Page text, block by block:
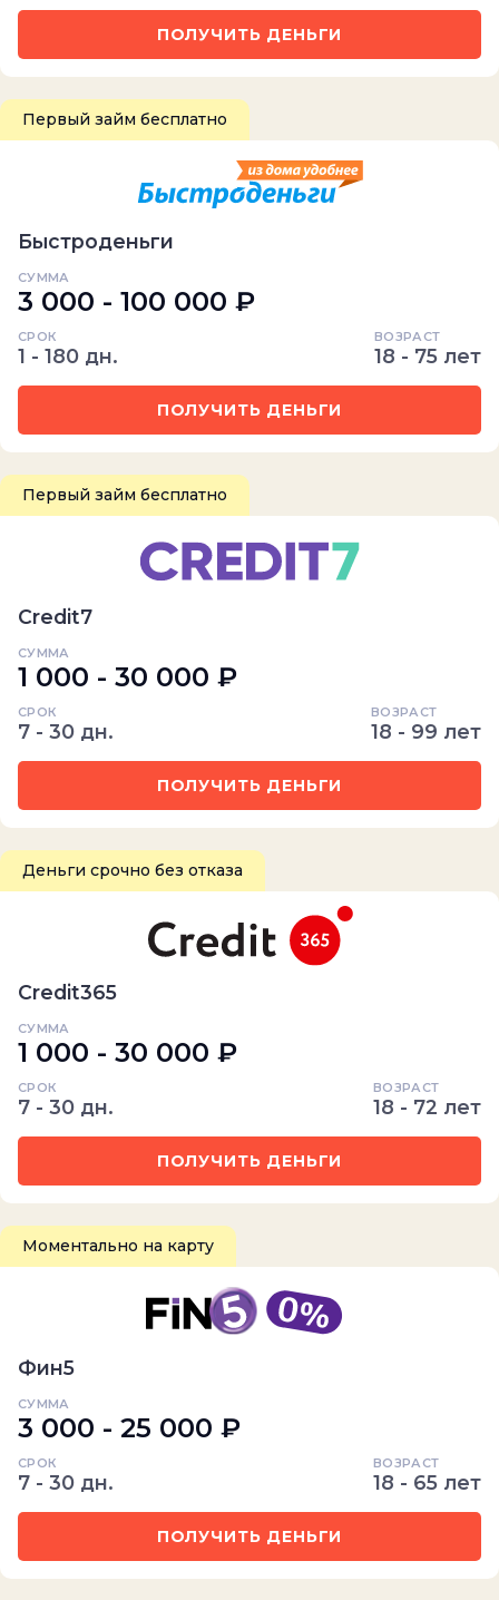
ПОЛУЧИТЬ ДЕНЬГИ
Первый займ бесплатно
Быстроденьги
СУММА
3 000 - 100 000 ₽
СРОК
1 - 180 дн.
ВОЗРАСТ
18 - 75 лет
ПОЛУЧИТЬ ДЕНЬГИ
Первый займ бесплатно
Credit7
СУММА
1 000 - 30 000 ₽
СРОК
7 - 30 дн.
ВОЗРАСТ
18 - 99 лет
ПОЛУЧИТЬ ДЕНЬГИ
Деньги срочно без отказа
Credit365
СУММА
1 000 - 30 000 ₽
СРОК
7 - 30 дн.
ВОЗРАСТ
18 - 72 лет
ПОЛУЧИТЬ ДЕНЬГИ
Моментально на карту
Фин5
СУММА
3 000 - 25 000 ₽
СРОК
7 - 30 дн.
ВОЗРАСТ
18 - 65 лет
ПОЛУЧИТЬ ДЕНЬГИ